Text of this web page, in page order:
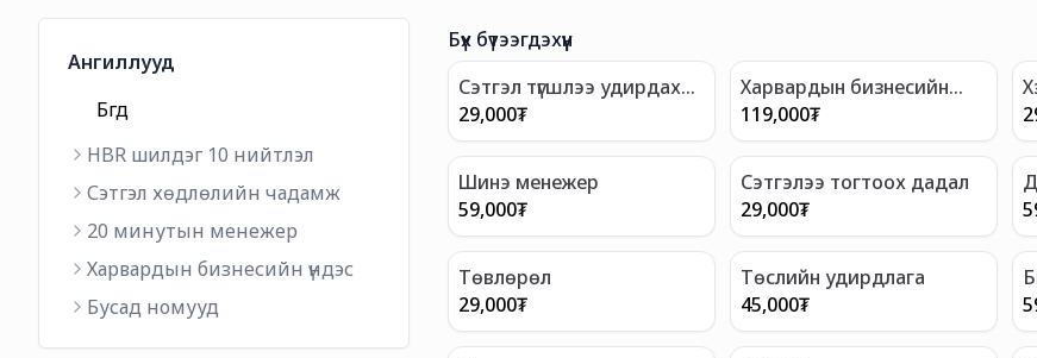
Ангиллууд
Бүгд
HBR шилдэг 10 нийтлэл
Сэтгэл хөдлөлийн чадамж
20 минутын менежер
Харвардын бизнесийн үндэс
Бусад номууд
Бүх бүтээгдэхүүн
Сэтгэл түгшлээ удирдах
нь
29,000₮
Харвардын бизнесийн
тойм нэгэн зуунд
119,000₮
Шинэ менежер
59,000₮
Сэтгэлээ тогтоох дадал
29,000₮
Төвлөрөл
29,000₮
Төслийн удирдлага
45,000₮